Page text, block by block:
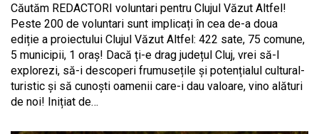
Căutăm REDACTORI voluntari pentru Clujul Văzut Altfel!
Peste 200 de voluntari sunt implicați în cea de-a doua
ediție a proiectului Clujul Văzut Altfel: 422 sate, 75 comune,
5 municipii, 1 oraș! Dacă ți-e drag județul Cluj, vrei să-l
explorezi, să-i descoperi frumusețile și potențialul cultural-
turistic și să cunoști oamenii care-i dau valoare, vino alături
de noi! Inițiat de…